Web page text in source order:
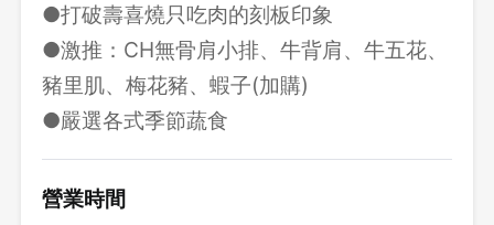
●打破壽喜燒只吃肉的刻板印象
●激推：CH無骨肩小排、牛背肩、牛五花、
豬里肌、梅花豬、蝦子(加購)
●嚴選各式季節蔬食
營業時間